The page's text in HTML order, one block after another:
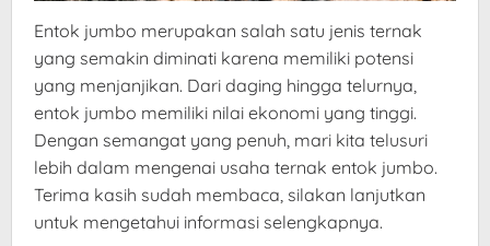
Entok jumbo merupakan salah satu jenis ternak
yang semakin diminati karena memiliki potensi
yang menjanjikan. Dari daging hingga telurnya,
entok jumbo memiliki nilai ekonomi yang tinggi.
Dengan semangat yang penuh, mari kita telusuri
lebih dalam mengenai usaha ternak entok jumbo.
Terima kasih sudah membaca, silakan lanjutkan
untuk mengetahui informasi selengkapnya.